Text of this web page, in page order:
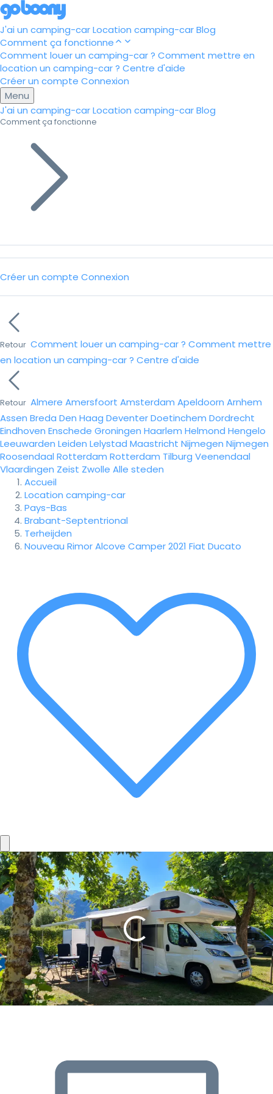
J'ai un camping-carLocation camping-carBlog
Comment ça fonctionne
Comment louer un camping-car ? Comment mettre en
location un camping-car ? Centre d'aide
Créer un compte Connexion
Menu
J'ai un camping-carLocation camping-carBlog
Comment ça fonctionne
Créer un compte Connexion
Retour Comment louer un camping-car ? Comment mettre
en location un camping-car ? Centre d'aide
Retour Almere Amersfoort Amsterdam Apeldoorn Arnhem
Assen Breda Den Haag DeventerDoetinchem Dordrecht
Eindhoven Enschede Groningen Haarlem Helmond Hengelo
Leeuwarden Leiden Lelystad Maastricht Nijmegen Nijmegen
Roosendaal Rotterdam Rotterdam Tilburg Veenendaal
Vlaardingen Zeist Zwolle Alle steden
Accueil
Location camping-car
Pays-Bas
Brabant-Septentrional
Terheijden
Nouveau Rimor Alcove Camper 2021 Fiat Ducato